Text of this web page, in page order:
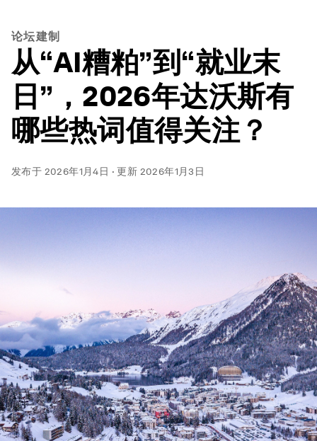
论坛建制
从“AI糟粕”到“就业末
日”，2026年达沃斯有
哪些热词值得关注？
发布于 2026年1月4日 ·更新 2026年1月3日